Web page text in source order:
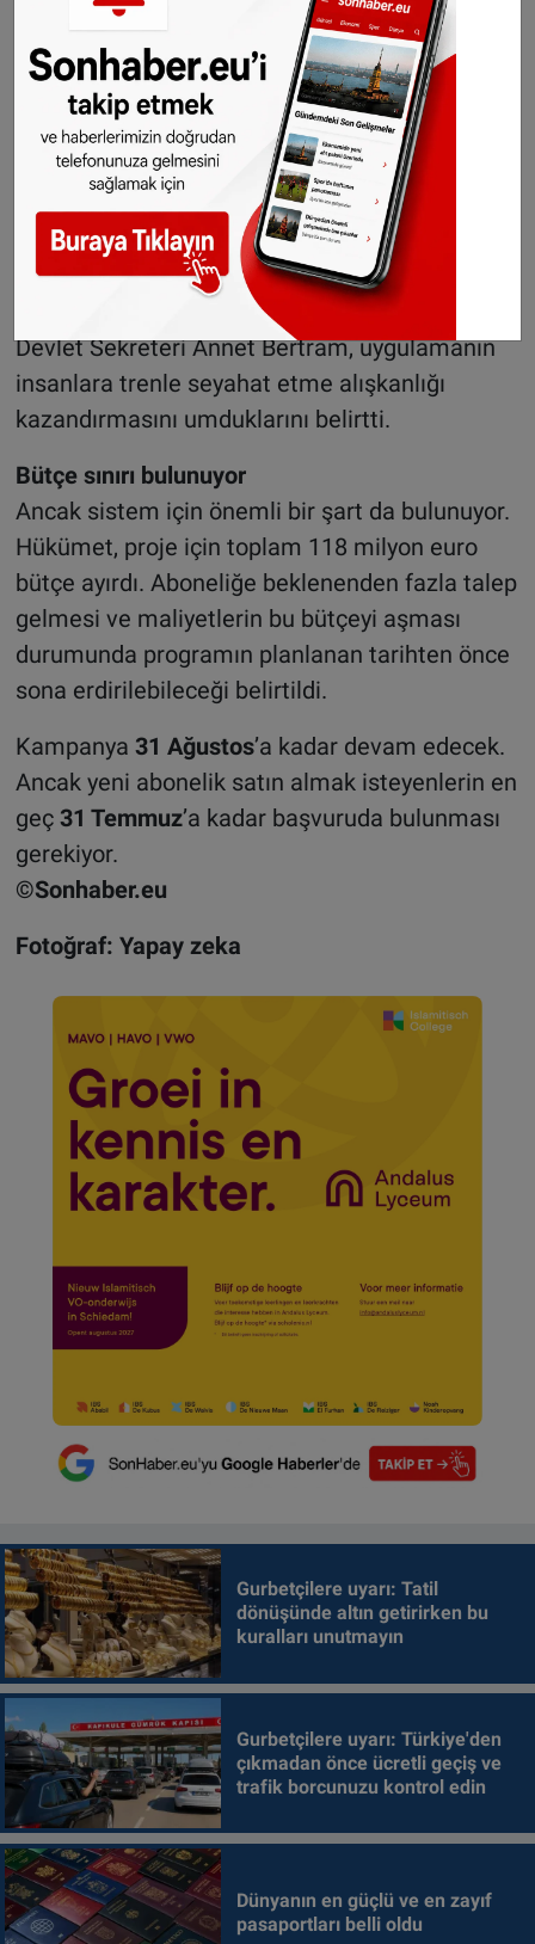
Sistem, parlamentoda kabul edilen ve yükselen
enerji ile yakıt maliyetlerinin vatandaşlar
üzerindeki etkisini azaltmayı amaçlayan bir
öneri kapsamında hayata geçirildi.
Hükümet, vatandaşların treni daha fazla
kullanmasını ve kısa mesafelerde otomobil
yerine toplu taşımayı tercih etmesini hedefliyor.
Toplu taşıma ve demiryollarından sorumlu
Devlet Sekreteri Annet Bertram, uygulamanın
insanlara trenle seyahat etme alışkanlığı
kazandırmasını umduklarını belirtti.
Bütçe sınırı bulunuyor
Ancak sistem için önemli bir şart da bulunuyor.
Hükümet, proje için toplam 118 milyon euro
bütçe ayırdı. Aboneliğe beklenenden fazla talep
gelmesi ve maliyetlerin bu bütçeyi aşması
durumunda programın planlanan tarihten önce
sona erdirilebileceği belirtildi.
Kampanya 31 Ağustos’a kadar devam edecek.
Ancak yeni abonelik satın almak isteyenlerin en
geç 31 Temmuz’a kadar başvuruda bulunması
gerekiyor.
©Sonhaber.eu
Fotoğraf: Yapay zeka
Gurbetçilere uyarı: Tatil
dönüşünde altın getirirken bu
kuralları unutmayın
Gurbetçilere uyarı: Türkiye'den
çıkmadan önce ücretli geçiş ve
trafik borcunuzu kontrol edin
Dünyanın en güçlü ve en zayıf
pasaportları belli oldu